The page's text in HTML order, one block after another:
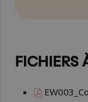
FICHIERS